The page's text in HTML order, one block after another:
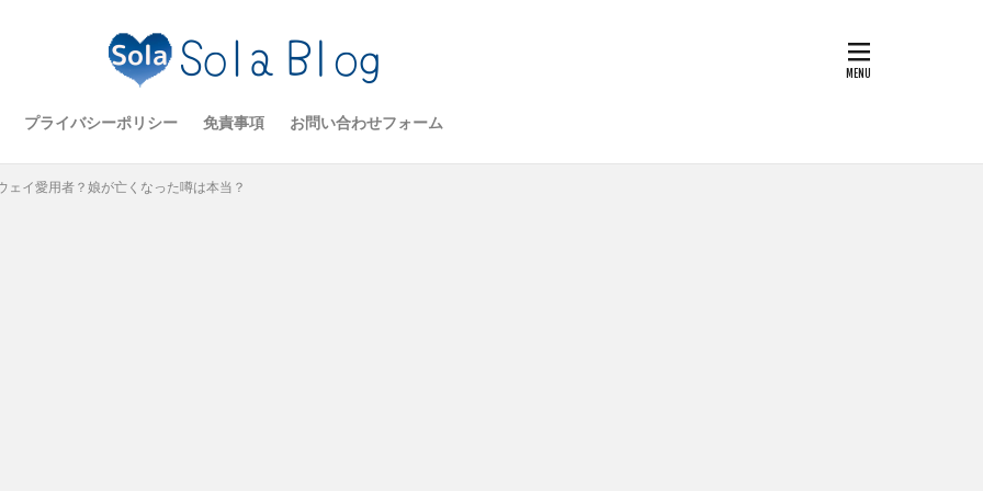
プライバシーポリシー 免責事項 お問い合わせフォーム
ェイ愛用者？娘が亡くなった噂は本当？